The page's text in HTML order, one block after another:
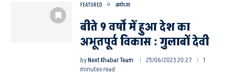
FEATURED अयोध्या
बीते 9 वर्षो में हुआ देश का
अभूतपूर्व विकास : गुलाबों देवी
byNext Khabar Team 25/06/2023 20:27
1
minutes read